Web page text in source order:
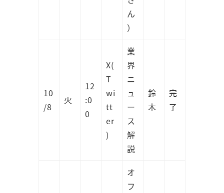
ん
）
10
/8
火
12
:0
0
X(
T
wi
tt
er
)
業
界
ニ
ュ
ー
ス
解
説
鈴
木
完
了
オ
フ